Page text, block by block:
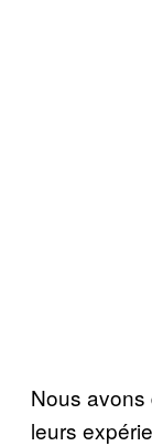
Nous avons
leurs